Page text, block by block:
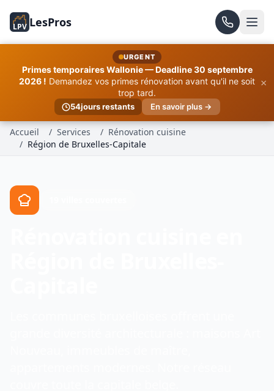
LPV LesPros
URGENT
Primes temporaires Wallonie — Deadline 30 septembre
2026 ! Demandez vos primes rénovation avant qu'il ne soit
trop tard.
54jours restants En savoir plus →
×
Accueil / Services / Rénovation cuisine
/ Région de Bruxelles-Capitale